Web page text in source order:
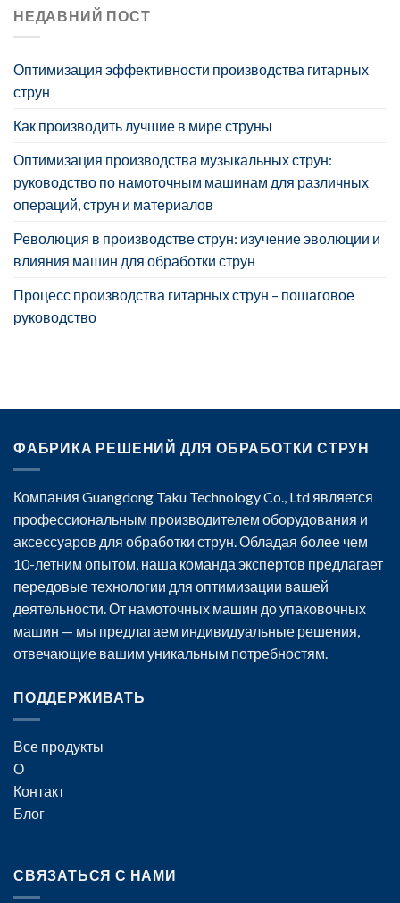
НЕДАВНИЙ ПОСТ
Оптимизация эффективности производства гитарных
струн
Как производить лучшие в мире струны
Оптимизация производства музыкальных струн:
руководство по намоточным машинам для различных
операций, струн и материалов
Революция в производстве струн: изучение эволюции и
влияния машин для обработки струн
Процесс производства гитарных струн – пошаговое
руководство
ФАБРИКА РЕШЕНИЙ ДЛЯ ОБРАБОТКИ СТРУН
Компания Guangdong Taku Technology Co., Ltd является
профессиональным производителем оборудования и
аксессуаров для обработки струн. Обладая более чем
10-летним опытом, наша команда экспертов предлагает
передовые технологии для оптимизации вашей
деятельности. От намоточных машин до упаковочных
машин — мы предлагаем индивидуальные решения,
отвечающие вашим уникальным потребностям.
ПОДДЕРЖИВАТЬ
Все продукты
О
Контакт
Блог
СВЯЗАТЬСЯ С НАМИ